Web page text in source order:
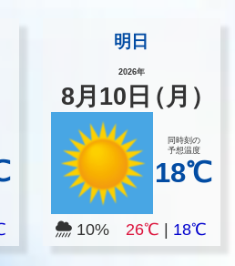
明日
2026年
8月 10 日（月）
同時刻の
予想温度
18℃
10% 26℃ 18℃